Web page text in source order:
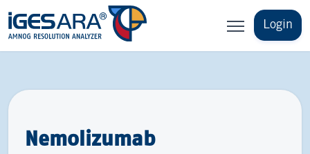
Login
Nemolizumab